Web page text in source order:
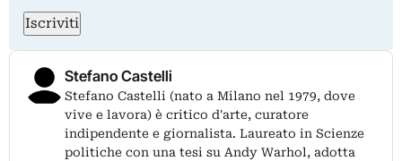
Iscriviti
Stefano Castelli
Stefano Castelli (nato a Milano nel 1979, dove
vive e lavora) è critico d'arte, curatore
indipendente e giornalista. Laureato in Scienze
politiche con una tesi su Andy Warhol, adotta